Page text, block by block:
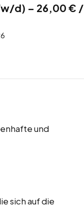
d) – 26,00 € /
und
sich auf die